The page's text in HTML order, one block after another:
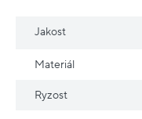
Jakost
Materiál
Ryzost